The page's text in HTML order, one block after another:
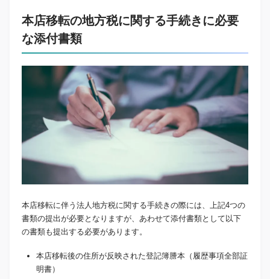
本店移転の地方税に関する手続きに必要
な添付書類
本店移転に伴う法人地方税に関する手続きの際には、上記4つの
書類の提出が必要となりますが、あわせて添付書類として以下
の書類も提出する必要があります。
本店移転後の住所が反映された登記簿謄本（履歴事項全部証
明書）